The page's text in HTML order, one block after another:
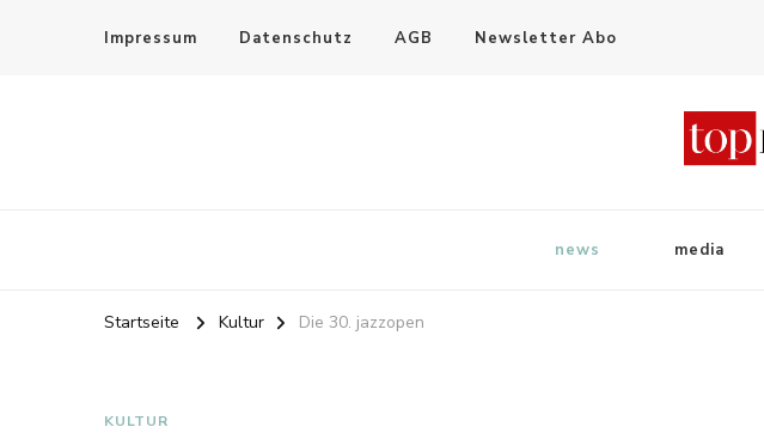
Impressum Datenschutz AGB Newsletter Abo
news media
Startseite Kultur Die 30. jazzopen
KULTUR